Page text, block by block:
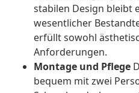
stabilen Design bleibt
wesentlicher
erfüllt sowohl
Anforderungen.
Montage und Pflege
bequem mit zwei